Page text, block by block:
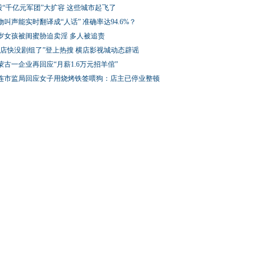
“千亿元军团”大扩容 这些城市起飞了
叫声能实时翻译成“人话” 准确率达94.6%？
女孩被闺蜜胁迫卖淫 多人被追责
快没剧组了”登上热搜 横店影视城动态辟谣
古一企业再回应“月薪1.6万元招羊倌”
市监局回应女子用烧烤铁签喂狗：店主已停业整顿